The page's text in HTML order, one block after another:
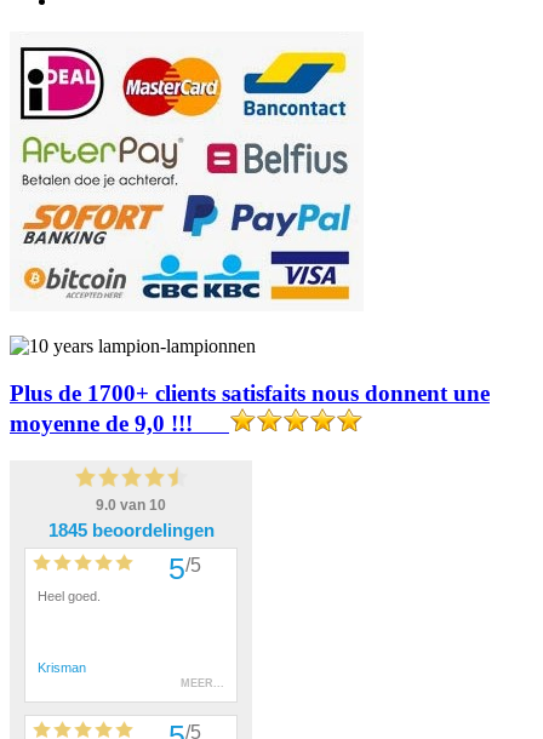
Plus de 1700+ clients satisfaits nous donnent une
moyenne de 9,0 !!!